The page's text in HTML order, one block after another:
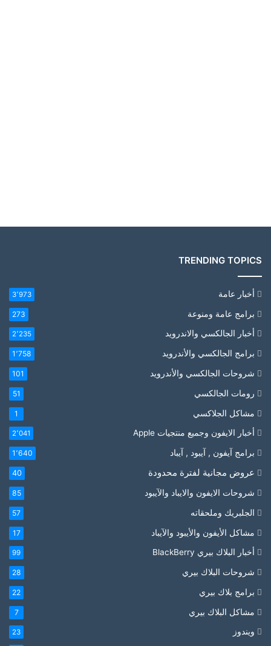
TRENDING TOPICS
أخبار عامة 3٬973
برامج عامة ومنوعة 273
أخبار الجالكسي والاندرويد 2٬235
برامج الجالكسي والأندرويد 1٬758
شروحات الجالكسي والأندرويد 101
رومات الجالكسي 51
مشاكل الجلاكسي 1
أخبار الايفون وجميع منتجيات Apple 2٬041
برامج آيفون , آيبود , آيباد 1٬640
عروض مجانية لفترة محدودة 40
شروحات الايفون والايباد والآيبود 85
الجلبريك وملحقاته 57
مشاكل الأيفون والأيبود والآيباد 17
أخبار البلاك بيري BlackBerry 99
شروحات البلاك بيري 28
برامج بلاك بيري 22
مشاكل البلاك بيري 7
ويندوز 23